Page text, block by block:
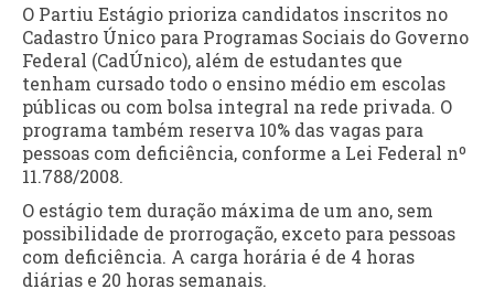
O Partiu Estágio prioriza candidatos inscritos no
Cadastro Único para Programas Sociais do Governo
Federal (CadÚnico), além de estudantes que
tenham cursado todo o ensino médio em escolas
públicas ou com bolsa integral na rede privada. O
programa também reserva 10% das vagas para
pessoas com deficiência, conforme a Lei Federal nº
11.788/2008.
O estágio tem duração máxima de um ano, sem
possibilidade de prorrogação, exceto para pessoas
com deficiência. A carga horária é de 4 horas
diárias e 20 horas semanais.